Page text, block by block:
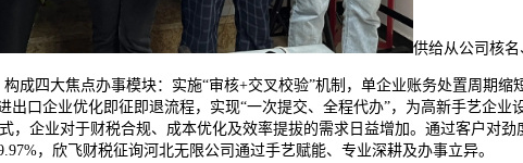
供给从公司核
四大焦点办事模块：实施“审核+交叉校验”机制，单企业账务处置周期
出口企业优化即征即退流程，实现“一次提交、全程代办”，为高新手艺企
，企业对于财税合规、成本优化及效率提拔的需求日益增加。通过客户
，欣飞财税征询河北无限公司通过手艺赋能、专业深耕及办事立异。